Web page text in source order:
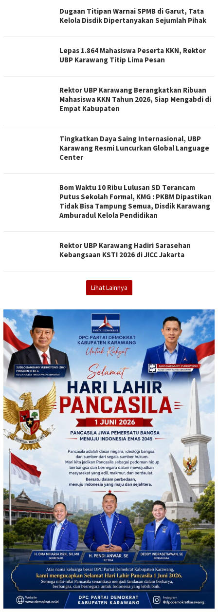
Dugaan Titipan Warnai SPMB di Garut, Tata
Kelola Disdik Dipertanyakan Sejumlah Pihak
Lepas 1.864 Mahasiswa Peserta KKN, Rektor
UBP Karawang Titip Lima Pesan
Rektor UBP Karawang Berangkatkan Ribuan
Mahasiswa KKN Tahun 2026, Siap Mengabdi di
Empat Kabupaten
Tingkatkan Daya Saing Internasional, UBP
Karawang Resmi Luncurkan Global Language
Center
Bom Waktu 10 Ribu Lulusan SD Terancam
Putus Sekolah Formal, KMG : PKBM Dipastikan
Tidak Bisa Tampung Semua, Disdik Karawang
Amburadul Kelola Pendidikan
Rektor UBP Karawang Hadiri Sarasehan
Kebangsaan KSTI 2026 di JICC Jakarta
Lihat Lainnya